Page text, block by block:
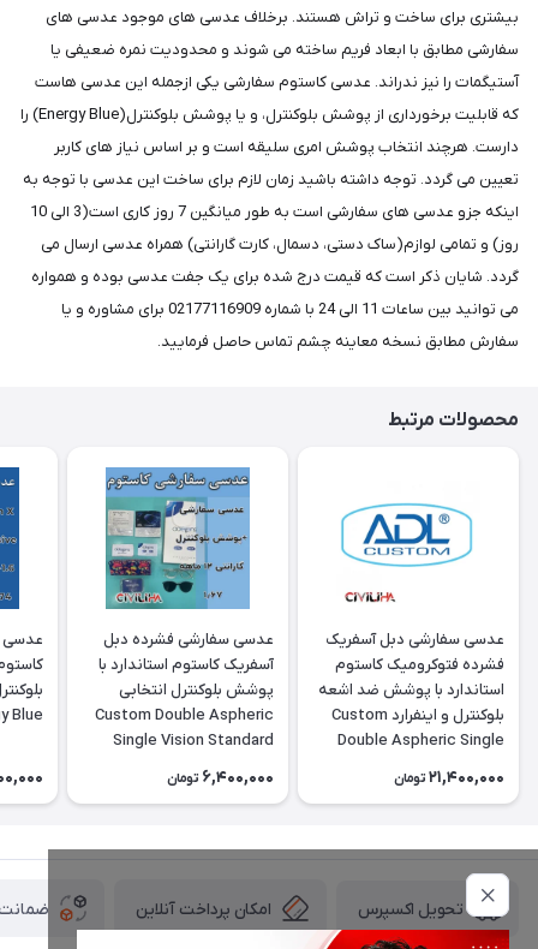
بیشتری برای ساخت و تراش هستند. برخلاف عدسی های موجود عدسی های
سفارشی مطابق با ابعاد فریم ساخته می شوند و محدودیت نمره ضعیفی یا
آستیگمات را نیز ندراند. عدسی کاستوم سفارشی یکی ازجمله این عدسی هاست
که قابلیت برخورداری از پوشش بلوکنترل، و یا پوشش بلوکنترل(Energy Blue) را
دارست. هرچند انتخاب پوشش امری سلیقه است و بر اساس نیاز های کاربر
تعیین می گردد. توجه داشته باشید زمان لازم برای ساخت این عدسی با توجه به
اینکه جزو عدسی های سفارشی است به طور میانگین 7 روز کاری است(3 الی 10
روز) و تمامی لوازم(ساک دستی، دسمال، کارت گارانتی) همراه عدسی ارسال می
گردد. شایان ذکر است که قیمت درج شده برای یک جفت عدسی بوده و همواره
می توانید بین ساعات 11 الی 24 با شماره 02177116909 برای مشاوره و یا
سفارش مطابق نسخه معاینه چشم تماس حاصل فرمایید.
محصولات مرتبط
عدسی سفارشی دبل آسفریک
فشرده فتوکرومیک کاستوم
استاندارد با پوشش ضد اشعه
بلوکنترل و اینفرارد Custom
Double Aspheric Single
Vision Standard 1.67
Photocromic Spin-Coated
21,400,000 تومان
عدسی سفارشی فشرده دبل
آسفریک کاستوم استاندارد با
پوشش بلوکنترل انتخابی
Custom Double Aspheric
Single Vision Standard
1.67 Organic
6,400,000 تومان
عدسی
Blue
تحویل اکسپرس امکان پرداخت آنلاین ضمانت